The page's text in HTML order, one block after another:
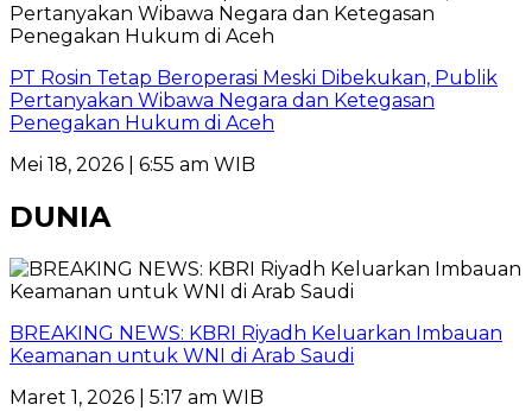
PT Rosin Tetap Beroperasi Meski Dibekukan, Publik
Pertanyakan Wibawa Negara dan Ketegasan
Penegakan Hukum di Aceh
Mei 18, 2026 | 6:55 am WIB
DUNIA
BREAKING NEWS: KBRI Riyadh Keluarkan Imbauan
Keamanan untuk WNI di Arab Saudi
Maret 1, 2026 | 5:17 am WIB